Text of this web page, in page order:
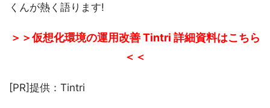
くんが熱く語ります!
＞＞仮想化環境の運用改善 Tintri 詳細資料はこちら
＜＜
[PR]提供：Tintri